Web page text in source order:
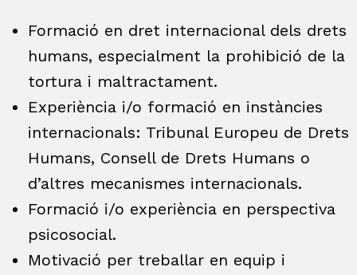
Formació en dret internacional dels drets
humans, especialment la prohibició de la
tortura i maltractament.
Experiència i/o formació en instàncies
internacionals: Tribunal Europeu de Drets
Humans, Consell de Drets Humans o
d’altres mecanismes internacionals.
Formació i/o experiència en perspectiva
psicosocial.
Motivació per treballar en equip i